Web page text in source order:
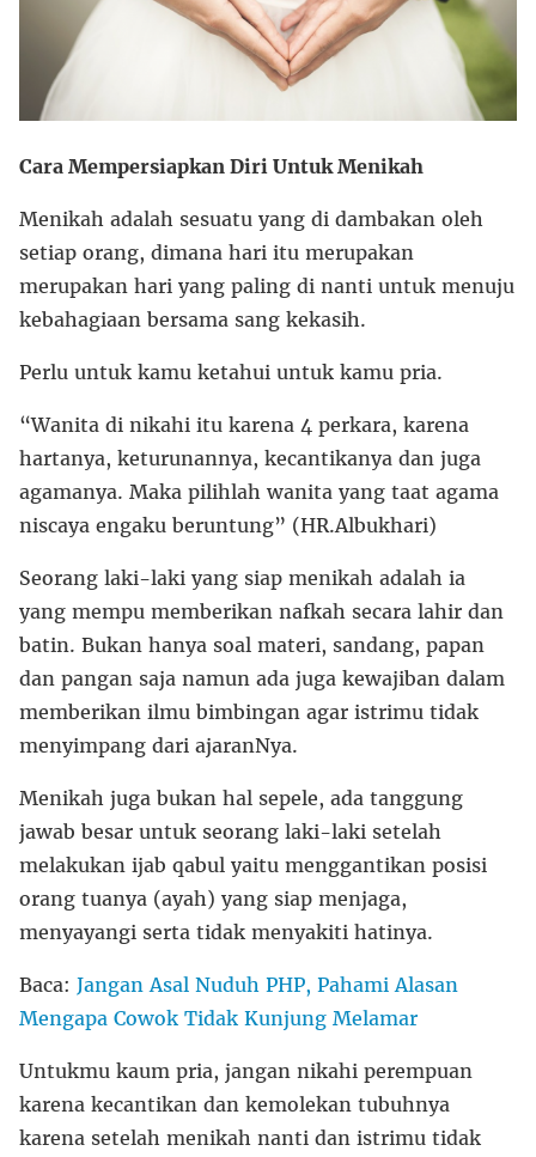
Cara Mempersiapkan Diri Untuk Menikah
Menikah adalah sesuatu yang di dambakan oleh
setiap orang, dimana hari itu merupakan
merupakan hari yang paling di nanti untuk menuju
kebahagiaan bersama sang kekasih.
Perlu untuk kamu ketahui untuk kamu pria.
“Wanita di nikahi itu karena 4 perkara, karena
hartanya, keturunannya, kecantikanya dan juga
agamanya. Maka pilihlah wanita yang taat agama
niscaya engaku beruntung” (HR.Albukhari)
Seorang laki-laki yang siap menikah adalah ia
yang mempu memberikan nafkah secara lahir dan
batin. Bukan hanya soal materi, sandang, papan
dan pangan saja namun ada juga kewajiban dalam
memberikan ilmu bimbingan agar istrimu tidak
menyimpang dari ajaranNya.
Menikah juga bukan hal sepele, ada tanggung
jawab besar untuk seorang laki-laki setelah
melakukan ijab qabul yaitu menggantikan posisi
orang tuanya (ayah) yang siap menjaga,
menyayangi serta tidak menyakiti hatinya.
Baca: Jangan Asal Nuduh PHP, Pahami Alasan
Mengapa Cowok Tidak Kunjung Melamar
Untukmu kaum pria, jangan nikahi perempuan
karena kecantikan dan kemolekan tubuhnya
karena setelah menikah nanti dan istrimu tidak